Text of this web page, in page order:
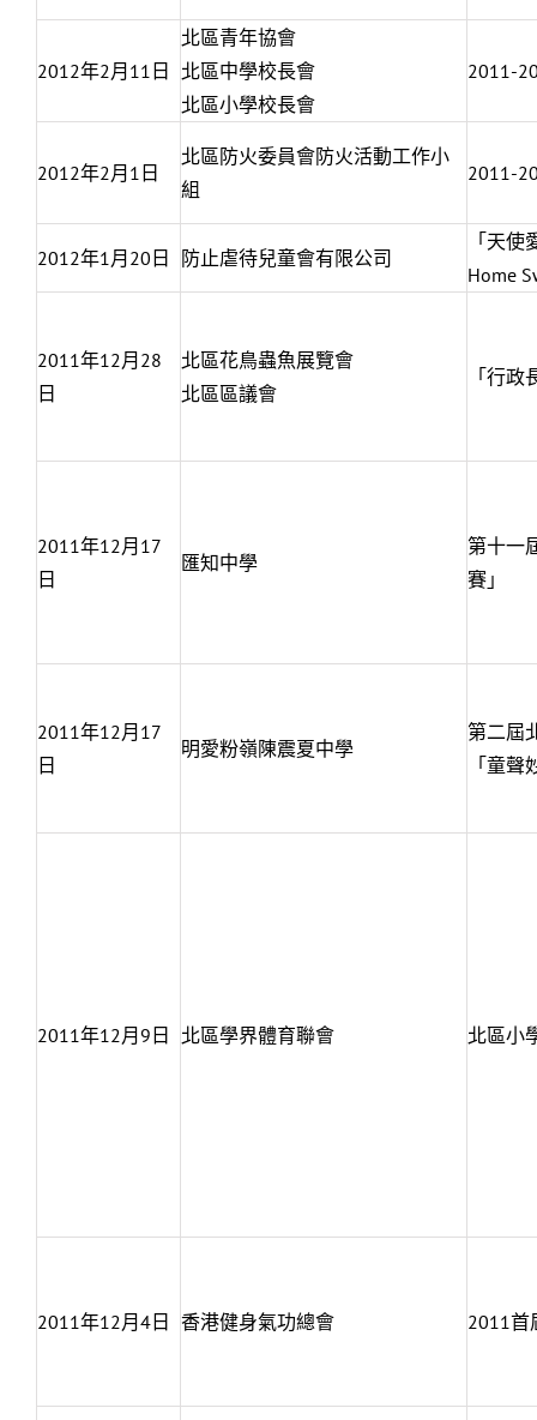
2012年2月11日
北區青年協會
北區中學校長會
北區小學校長會
2011-
2012年2月1日
北區防火委員會防火活動工作小
組
2011-
2012年1月20日 防止虐待兒童會有限公司
「天
Home
2011年12月28
日
北區花鳥蟲魚展覽會
北區區議會
「行
2011年12月17
日
匯知中學
第十一
賽」
2011年12月17
日
明愛粉嶺陳震夏中學
第二屆
「童
2011年12月9日 北區學界體育聯會 北區小
2011年12月4日 香港健身氣功總會 2011首